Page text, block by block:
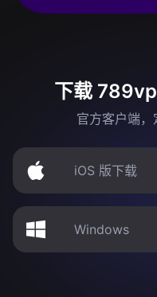
下载
官方客户端，
iOS 版下载
Windows